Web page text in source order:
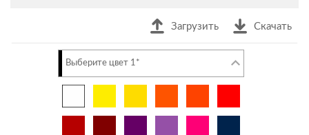
Загрузить Скачать
Выберите цвет 1*